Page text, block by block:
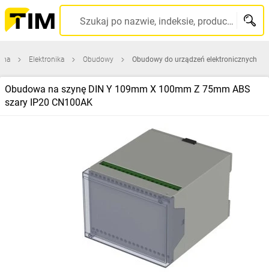
Szukaj po nazwie, indeksie, producencie, kodzie kreskowym...
Elektronika Obudowy Obudowy do urządzeń elektronicznych
Obudowa na szynę DIN Y 109mm X 100mm Z 75mm ABS
szary IP20 CN100AK